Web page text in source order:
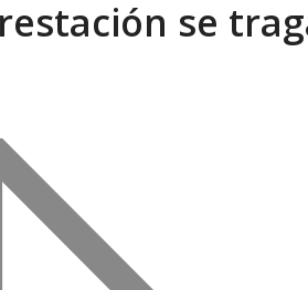
8, 2026
se